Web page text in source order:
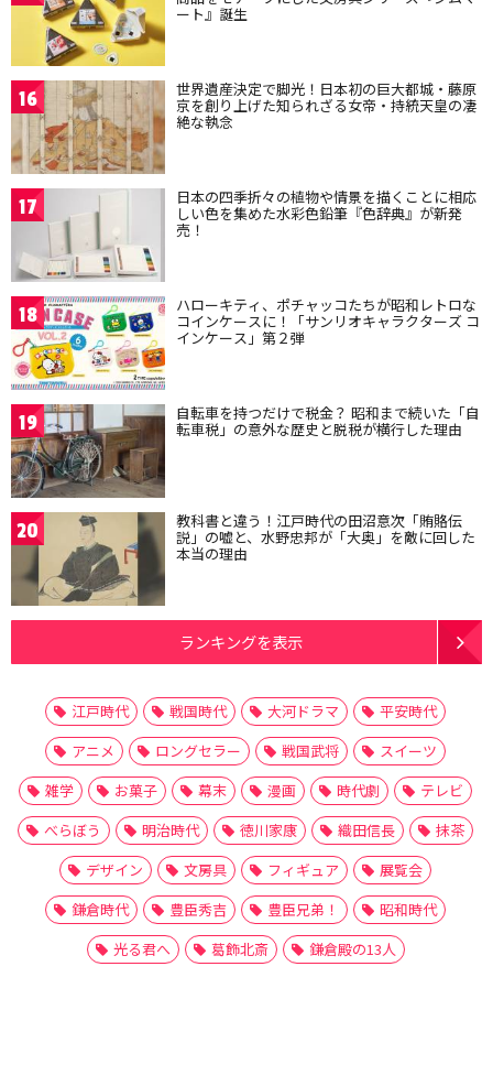
ート』誕生
16 世界遺産決定で脚光！日本初の巨大都城・藤原
京を創り上げた知られざる女帝・持統天皇の凄
絶な執念
17 日本の四季折々の植物や情景を描くことに相応
しい色を集めた水彩色鉛筆『色辞典』が新発
売！
18 ハローキティ、ポチャッコたちが昭和レトロな
コインケースに！「サンリオキャラクターズ コ
インケース」第２弾
19 自転車を持つだけで税金？ 昭和まで続いた「自
転車税」の意外な歴史と脱税が横行した理由
20 教科書と違う！江戸時代の田沼意次「賄賂伝
説」の嘘と、水野忠邦が「大奥」を敵に回した
本当の理由
ランキングを表示
江戸時代 戦国時代 大河ドラマ
平安時代
アニメ
ロングセラー 戦国武将
スイーツ
雑学
お菓子 幕末 漫画 時代劇
テレビ
べらぼう
明治時代 徳川家康 織田信長
抹茶
デザイン
文房具 フィギュア
展覧会
鎌倉時代
豊臣秀吉 豊臣兄弟！
昭和時代
光る君へ
葛飾北斎 鎌倉殿の13人